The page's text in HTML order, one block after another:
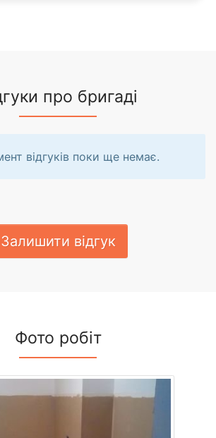
про бригаді
відгуків поки ще немає.
Залишити відгук
Фото робіт